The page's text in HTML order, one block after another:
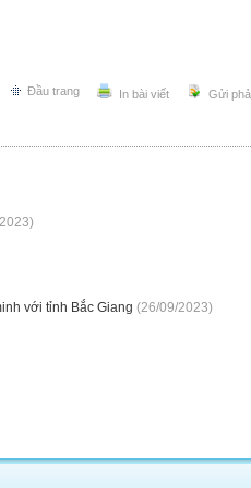
Gửi
In bài viết
Đầu trang
với tỉnh Bắc Giang (26/09/2023)